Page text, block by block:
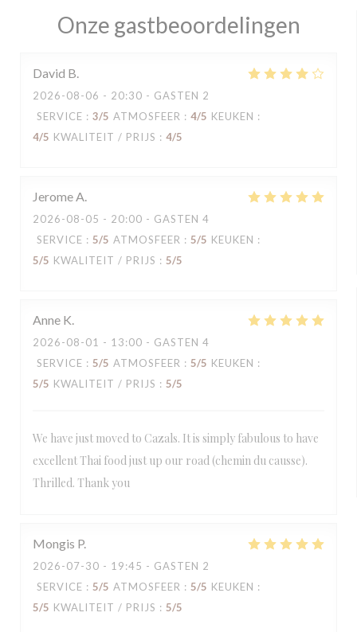
Onze gastbeoordelingen
David B
2026-08-06 - 20:30 - GASTEN 2
SERVICE : 3/5 ATMOSFEER : 4/5 KEUKEN :
4/5 KWALITEIT / PRIJS : 4/5
JeromeA
2026-08-05 - 20:00 - GASTEN 4
SERVICE : 5/5 ATMOSFEER : 5/5 KEUKEN :
5/5 KWALITEIT / PRIJS : 5/5
Anne K
2026-08-01 - 13:00 - GASTEN 4
SERVICE : 5/5 ATMOSFEER : 5/5 KEUKEN :
5/5 KWALITEIT / PRIJS : 5/5
We have just moved to Cazals. It is simply fabulous to have
excellent Thai food just up our road (chemin du causse).
Thrilled. Thank you
Mongis P
2026-07-30 - 19:45 - GASTEN 2
SERVICE : 5/5 ATMOSFEER : 5/5 KEUKEN :
5/5 KWALITEIT / PRIJS : 5/5